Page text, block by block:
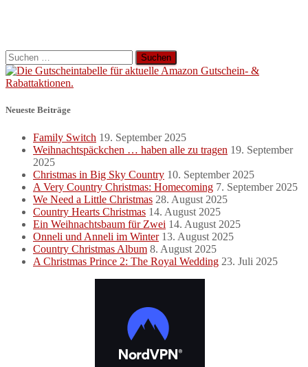
Suchen
nach:
Neueste Beiträge
Family Switch 19. September 2025
Weihnachtspäckchen … haben alle zu tragen 19. September
2025
Christmas in Big Sky Country 10. September 2025
A Very Country Christmas: Homecoming 7. September 2025
We Need a Little Christmas 28. August 2025
Country Hearts Christmas 14. August 2025
Ein Weihnachtsbaum für Zwei 14. August 2025
Onneli und Anneli im Winter 13. August 2025
Country Christmas Album 8. August 2025
A Christmas Prince 2: The Royal Wedding 23. Juli 2025